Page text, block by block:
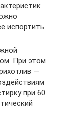
испортить.
При этом
—
при 60